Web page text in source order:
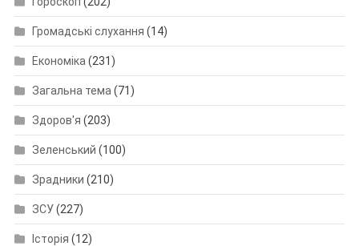
Громадські слухання (14)
Економіка (231)
Загальна тема (71)
Здоров'я (203)
Зеленський (100)
Зрадники (210)
ЗСУ(227)
Історія (12)